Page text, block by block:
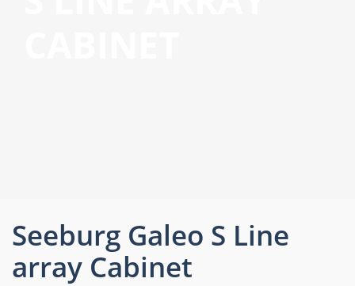
Seeburg Galeo S Line
array Cabinet